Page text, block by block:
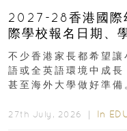
2027-28香港國際
際學校報名日期、
不少香港家長都希望
語或全英語環境中成
甚至海外大學做好準
27th July, 2026 ｜ In